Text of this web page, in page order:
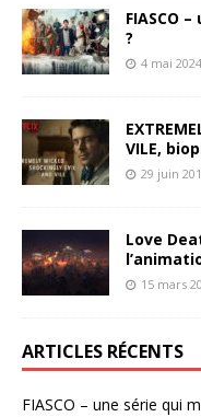
FIASCO
?
4 mai 2024
VILE,
29 juin
Love
15 mars
ARTICLES RÉCENTS
FIASCO – une série qui